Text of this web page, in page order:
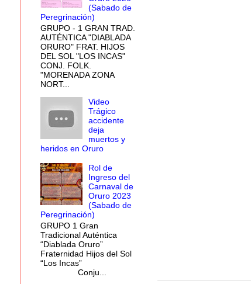
(Sabado de
Peregrinación)
GRUPO - 1 GRAN TRAD.
AUTÉNTICA "DIABLADA
ORURO" FRAT. HIJOS
DEL SOL "LOS INCAS"
CONJ. FOLK.
"MORENADA ZONA
NORT...
Video
Trágico
accidente
deja
muertos y
heridos en Oruro
Rol de
Ingreso del
Carnaval de
Oruro 2023
(Sabado de
Peregrinación)
GRUPO 1 Gran
Tradicional Auténtica
“Diablada Oruro”
Fraternidad Hijos del Sol
“Los Incas”
Conju...